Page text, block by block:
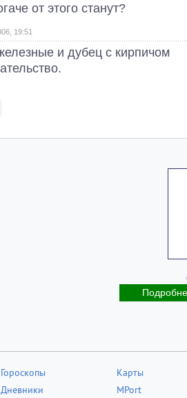
от этого станут?
19:51
и дубец с кирпичом
Гороскопы
Дневники
Карты
MPort